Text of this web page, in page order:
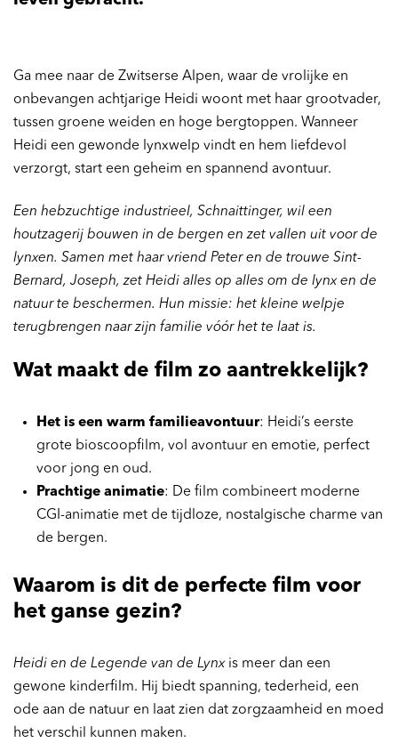
Ga mee naar de Zwitserse Alpen, waar de vrolijke en
onbevangen achtjarige Heidi woont met haar grootvader,
tussen groene weiden en hoge bergtoppen. Wanneer
Heidi een gewonde lynxwelp vindt en hem liefdevol
verzorgt, start een geheim en spannend avontuur.
Een hebzuchtige industrieel, Schnaittinger, wil een
houtzagerij bouwen in de bergen en zet vallen uit voor de
lynxen. Samen met haar vriend Peter en de trouwe Sint-
Bernard, Joseph, zet Heidi alles op alles om de lynx en de
natuur te beschermen. Hun missie: het kleine welpje
terugbrengen naar zijn familie vóór het te laat is.
Wat maakt de film zo aantrekkelijk?
Het is een warm familieavontuur: Heidi’s eerste
grote bioscoopfilm, vol avontuur en emotie, perfect
voor jong en oud.
Prachtige animatie: De film combineert moderne
CGI-animatie met de tijdloze, nostalgische charme van
de bergen.
Waarom is dit de perfecte film voor
het ganse gezin?
Heidi en de Legende van de Lynxis meer dan een
gewone kinderfilm. Hij biedt spanning, tederheid, een
ode aan de natuur en laat zien dat zorgzaamheid en moed
het verschil kunnen maken.